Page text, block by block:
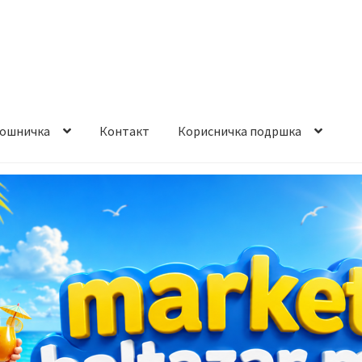
Контакт Корисничка подршка
и начин на плаќање
на производ Услови за користење